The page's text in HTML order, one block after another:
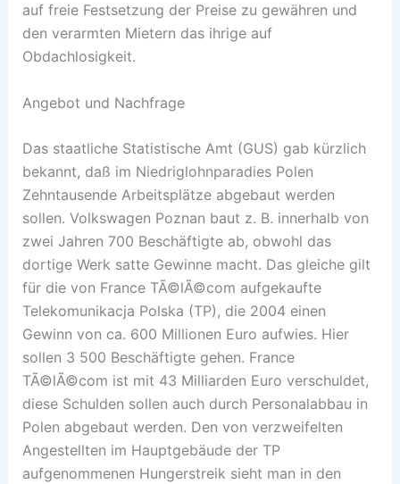
auf freie Festsetzung der Preise zu gewähren und
den verarmten Mietern das ihrige auf
Obdachlosigkeit.
Angebot und Nachfrage
Das staatliche Statistische Amt (GUS) gab kürzlich
bekannt, daß im Niedriglohnparadies Polen
Zehntausende Arbeitsplätze abgebaut werden
sollen. Volkswagen Poznan baut z. B. innerhalb von
zwei Jahren 700 Beschäftigte ab, obwohl das
dortige Werk satte Gewinne macht. Das gleiche gilt
für die von France TÃ©lÃ©com aufgekaufte
Telekomunikacja Polska (TP), die 2004 einen
Gewinn von ca. 600 Millionen Euro aufwies. Hier
sollen 3 500 Beschäftigte gehen. France
TÃ©lÃ©com ist mit 43 Milliarden Euro verschuldet,
diese Schulden sollen auch durch Personalabbau in
Polen abgebaut werden. Den von verzweifelten
Angestellten im Hauptgebäude der TP
aufgenommenen Hungerstreik sieht man in den